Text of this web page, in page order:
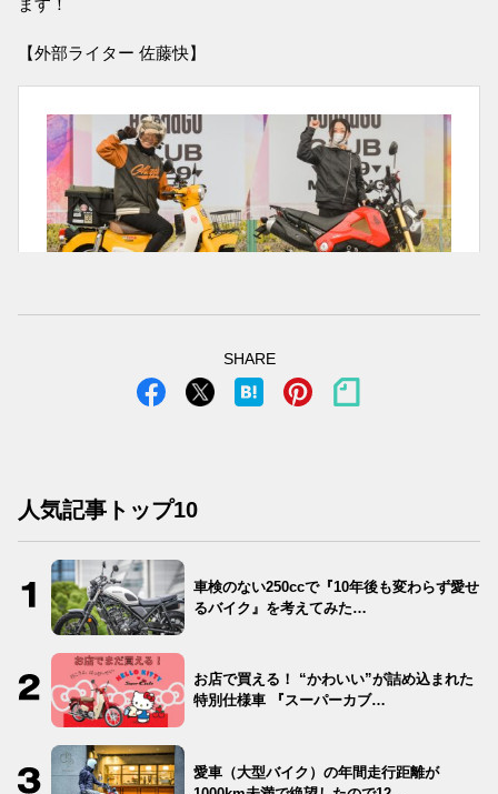
ます！
【外部ライター 佐藤快】
SHARE
人気記事トップ10
車検のない250ccで『10年後も変わらず愛せ
るバイク』を考えてみた…
お店で買える！ “かわいい”が詰め込まれた
特別仕様車 『スーパーカブ…
愛車（大型バイク）の年間走行距離が